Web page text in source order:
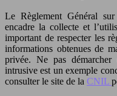
Le Règlement Général
encadre la collecte et
important de respecter les
informations obtenues de
privée. Ne pas
intrusive est un exemple
consulter le site de la CNIL